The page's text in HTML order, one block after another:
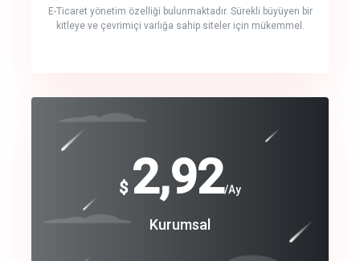
E-Ticaret yönetim özelliği bulunmaktadır. Sürekli büyüyen bir
kitleye ve çevrimiçi varlığa sahip siteler için mükemmel.
crm auto cync
track energy costs
$ 2,92/Ay
Kurumsal
$
240
Coroprate